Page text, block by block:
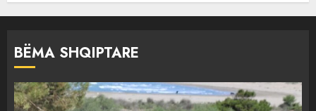
BËMA SHQIPTARE